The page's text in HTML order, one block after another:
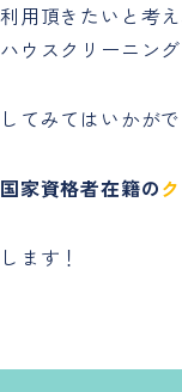
用頂きたいと考
ウスクリーニン
てみてはいかがで
家資格者在籍の
ます！